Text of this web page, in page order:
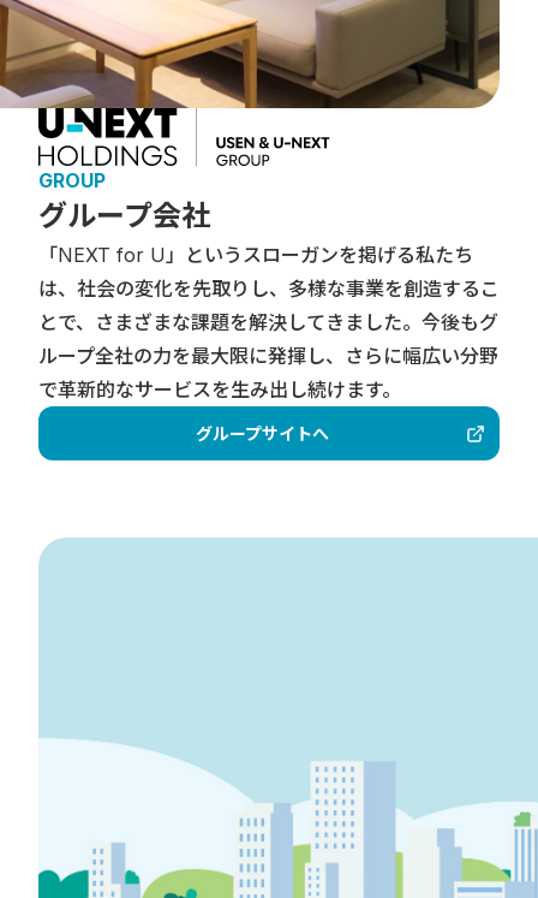
GROUP
グループ会社
「NEXT for U」というスローガンを掲げる私たち
は、社会の変化を先取りし、多様な事業を創造するこ
とで、さまざまな課題を解決してきました。今後もグ
ループ全社の力を最大限に発揮し、さらに幅広い分野
で革新的なサービスを生み出し続けます。
グループサイトへ